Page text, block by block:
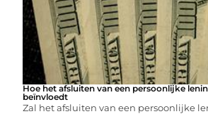
Hoe het afsluiten van een persoonlijke
beïnvloedt
Zal het afsluiten van een persoonlijke